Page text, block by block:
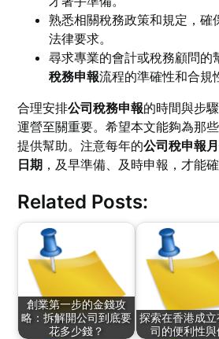
熟悉相關稅務政策和規定，確
法律要求。
尋求專業的會計或稅務顧問的
稅務申報流程的準確性和合規
合理安排公司稅務申報的時間與步
運營至關重要。希望本文能夠為那
提供幫助。注意每年的公司稅申報
日期 ，及早準備、及時申報，才能
Related Posts:
創業第一步的金錢攻
略：拆解開公司到底要
花多少錢？
探索在香港成
司的便利性